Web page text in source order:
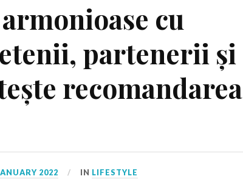
cu
partenerii și
recomandarea
2022 IN LIFESTYLE